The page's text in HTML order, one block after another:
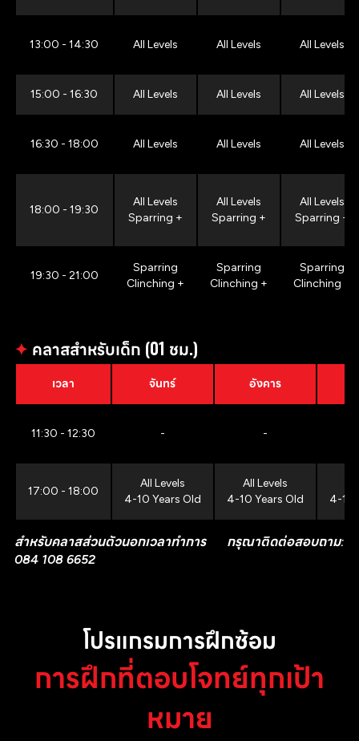
13:00 - 14:30 All Levels All Levels All Levels
15:00 - 16:30 All Levels All Levels All Levels
16:30 - 18:00 All Levels All Levels All Levels
18:00 - 19:30
All Levels
Sparring +
All Levels
Sparring +
All Levels
Sparring +
19:30 - 21:00
Sparring
Clinching +
Sparring
Clinching +
Sparring
Clinching +
✦ คลาสสำหรับเด็ก (01 ชม.)
เวลา จันทร์ อังคาร
11:30 - 12:30 - -
17:00 - 18:00
All Levels
4-10 Years Old
All Levels
4-10 Years Old
4-10
สำหรับคลาสส่วนตัวนอกเวลาทำการ กรุณาติดต่อสอบถาม:
084 108 6652
โปรแกรมการฝึกซ้อม
การฝึกที่ตอบโจทย์ทุกเป้า
หมาย